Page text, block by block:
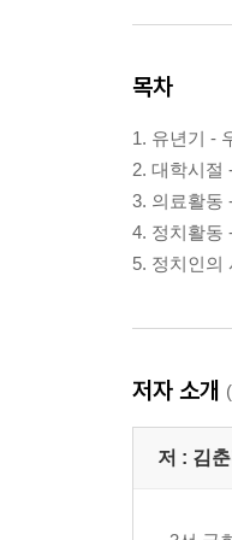
목차
1. 유년기 -
2. 대학시절
3. 의료활동
4. 정치활동
5. 정치인의
저자 소개
저 : 김